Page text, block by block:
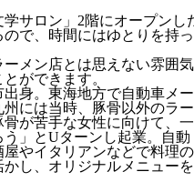
サロン」2階にオープン
で、時間にはゆとりを持
メン店とは思えない雰囲
ができます。
身。東海地方で自動車メー
には当時、豚骨以外のラー
が苦手な女性に向けて、一
」とUターンし起業。自動
やイタリアンなどで料理の
し、オリジナルメニューを